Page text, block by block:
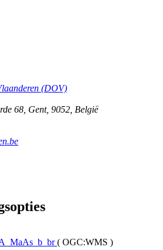
(DOV)
68, Gent, 9052, België
( OGC:WMS )